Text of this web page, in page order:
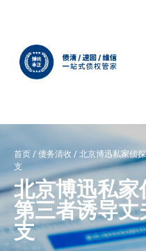
首页 /债务清收 /北京博迅私家侦
支
北京博迅私
第三者诱导
支